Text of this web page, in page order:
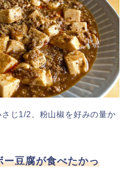
じ1/2、粉山椒を好みの量か
豆腐が食べたかっ